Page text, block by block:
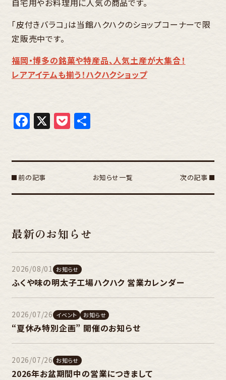
自宅用やお料理用に人気の商品です。
「皮付きバラコ」は当館ハクハクのショップコーナーで限
定販売中です。
福岡・博多の銘菓や特産品、人気土産が大集合！
レアアイテムも揃う！ハクハクショップ
Facebook
X Pocket
共
前の記事 お知らせ一覧 次の記事
最新のお知らせ
2026/08/01 お知らせ
ふくや味の明太子工場ハクハク 営業カレンダー
2026/07/26 イベント お知らせ
“夏休み特別企画” 開催のお知らせ
2026/07/26 お知らせ
2026年お盆期間中の営業につきまして